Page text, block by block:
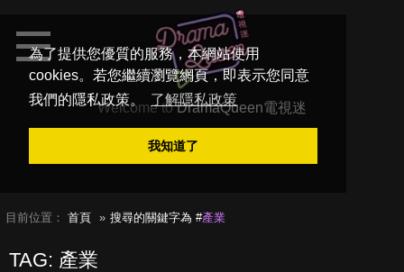
為了提供您優質的服務，本網站使用
cookies。若您繼續瀏覽網頁，即表示您同意
我們的隱私政策。
了解隱私政策
我知道了
Welcome toDramaQueen電視迷
目前位置： 首頁 搜尋的關鍵字為 #產業
TAG: 產業